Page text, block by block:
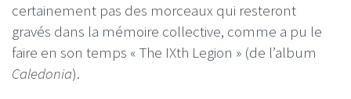
certainement pas des morceaux qui resteront
gravés dans la mémoire collective, comme a pu le
faire en son temps « The IXth Legion » (de l’album
Caledonia).